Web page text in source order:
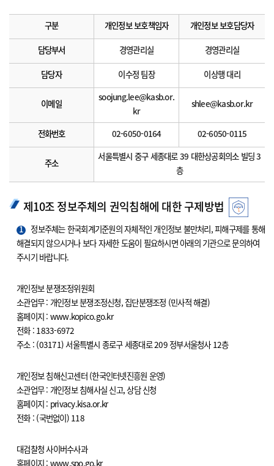
구분 개인정보 보호책임자 개인정보 보호담당자
담당부서 경영관리실 경영관리실
담당자 이수정 팀장 이상행 대리
이메일
soojung.lee@kasb.or.
kr
shlee@kasb.or.kr
전화번호 02-6050-0164 02-6050-0115
주소
서울특별시 중구 세종대로 39 대한상공회의소 빌딩 3
층
제10조 정보주체의 권익침해에 대한 구제방법
1
정보주체는 한국회계기준원의 자체적인 개인정보 불만처리, 피해구제를 통해
해결되지 않으시거나 보다 자세한 도움이 필요하시면 아래의 기관으로 문의하여
주시기 바랍니다.
개인정보 분쟁조정위원회
소관업무 : 개인정보 분쟁조정신청, 집단분쟁조정 (민사적 해결)
홈페이지 : www.kopico.go.kr
전화 : 1833-6972
주소 : (03171) 서울특별시 종로구 세종대로 209 정부서울청사 12층
개인정보 침해신고센터 (한국인터넷진흥원 운영)
소관업무 : 개인정보 침해사실 신고, 상담 신청
홈페이지 : privacy.kisa.or.kr
전화 : (국번없이) 118
대검찰청 사이버수사과
홈페이지 : www.spo.go.kr